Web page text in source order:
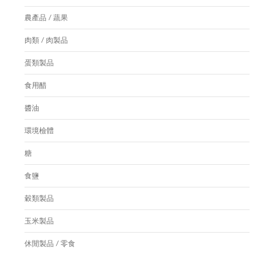
農產品 / 蔬果
肉類 / 肉製品
蛋類製品
食用醋
醬油
環境檢體
糖
食鹽
穀類製品
玉米製品
休閒製品 / 零食